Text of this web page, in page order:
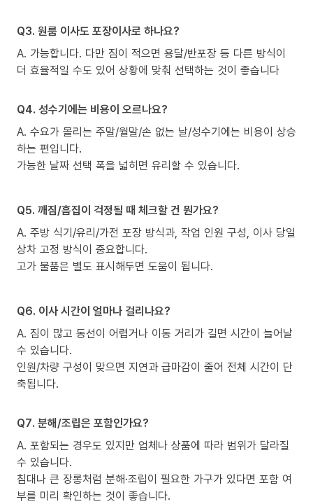
Q3. 원룸 이사도 포장이사로 하나요?
A. 가능합니다. 다만 짐이 적으면 용달/반포장 등 다른 방식이
더 효율적일 수도 있어 상황에 맞춰 선택하는 것이 좋습니다
Q4. 성수기에는 비용이 오르나요?
A. 수요가 몰리는 주말/월말/손 없는 날/성수기에는 비용이 상승
하는 편입니다.
가능한 날짜 선택 폭을 넓히면 유리할 수 있습니다.
Q5. 깨짐/흠집이 걱정될 때 체크할 건 뭔가요?
A. 주방 식기/유리/가전 포장 방식과, 작업 인원 구성, 이사 당일
상차 고정 방식이 중요합니다.
고가 물품은 별도 표시해두면 도움이 됩니다.
Q6. 이사 시간이 얼마나 걸리나요?
A. 짐이 많고 동선이 어렵거나 이동 거리가 길면 시간이 늘어날
수 있습니다.
인원/차량 구성이 맞으면 지연과 급마감이 줄어 전체 시간이 단
축됩니다.
Q7. 분해/조립은 포함인가요?
A. 포함되는 경우도 있지만 업체나 상품에 따라 범위가 달라질
수 있습니다.
침대나 큰 장롱처럼 분해·조립이 필요한 가구가 있다면 포함 여
부를 미리 확인하는 것이 좋습니다.